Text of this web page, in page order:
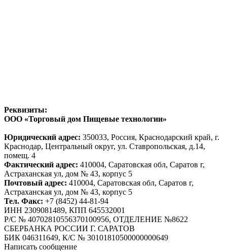
Реквизиты:
ООО «Торговый дом Пищевые технологии»
Юридический адрес: 350033, Россия, Краснодарский край, г.
Краснодар, Центральный округ, ул. Ставропольская, д.14,
помещ. 4
Фактический адрес: 410004, Саратовская обл, Саратов г,
Астраханская ул, дом № 43, корпус 5
Почтовый адрес: 410004, Саратовская обл, Саратов г,
Астраханская ул, дом № 43, корпус 5
Тел. Факс: +7 (8452) 44-81-94
ИНН 2309081489, КПП 645532001
Р/С № 40702810556370100956, ОТДЕЛЕНИЕ №8622
СБЕРБАНКА РОССИИ Г. САРАТОВ
БИК 046311649, К/С № 30101810500000000649
Написать сообщение